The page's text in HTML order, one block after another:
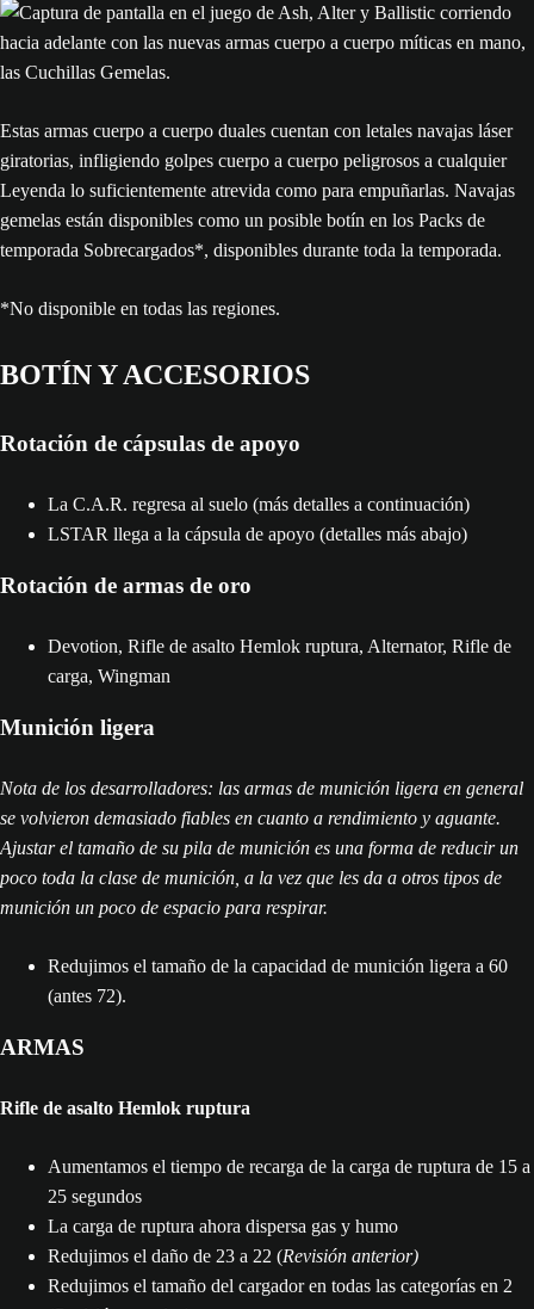
Estas armas cuerpo a cuerpo duales cuentan con letales navajas láser
giratorias, infligiendo golpes cuerpo a cuerpo peligrosos a cualquier
Leyenda lo suficientemente atrevida como para empuñarlas. Navajas
gemelas están disponibles como un posible botín en los Packs de
temporada Sobrecargados*, disponibles durante toda la temporada.
*No disponible en todas las regiones.
BOTÍN Y ACCESORIOS
Rotación de cápsulas de apoyo
La C.A.R. regresa al suelo (más detalles a continuación)
LSTAR llega a la cápsula de apoyo (detalles más abajo)
Rotación de armas de oro
Devotion, Rifle de asalto Hemlok ruptura, Alternator, Rifle de
carga, Wingman
Munición ligera
Nota de los desarrolladores: las armas de munición ligera en general
se volvieron demasiado fiables en cuanto a rendimiento y aguante.
Ajustar el tamaño de su pila de munición es una forma de reducir un
poco toda la clase de munición, a la vez que les da a otros tipos de
munición un poco de espacio para respirar.
Redujimos el tamaño de la capacidad de munición ligera a 60
(antes 72).
ARMAS
Rifle de asalto Hemlok ruptura
Aumentamos el tiempo de recarga de la carga de ruptura de 15 a
25 segundos
La carga de ruptura ahora dispersa gas y humo
Redujimos el daño de 23 a 22 (Revisión anterior)
Redujimos el tamaño del cargador en todas las categorías en 2